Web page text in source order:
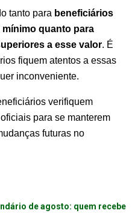
tanto para beneficiários
quanto para
a esse valor. É
fiquem atentos a essas
inconveniente.
verifiquem
para se manterem
futuras no
de agosto: quem recebe